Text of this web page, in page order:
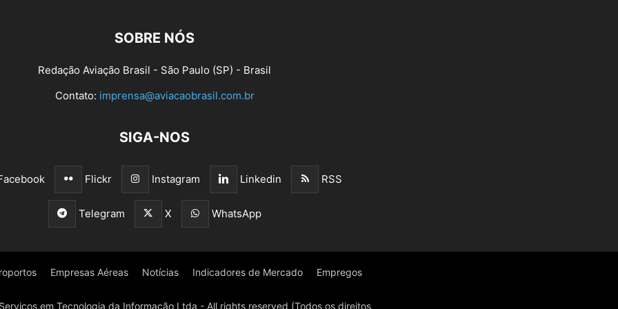
SOBRE NÓS
Redação Aviação Brasil - São Paulo (SP) - Brasil
Contato: imprensa@aviacaobrasil.com.br
SIGA-NOS
Flickr Instagram Linkedin RSS
Telegram X WhatsApp
Empresas Aéreas Notícias Indicadores de Mercado Empregos
em Tecnologia da Informação Ltda - All rights reserved (Todos os direitos